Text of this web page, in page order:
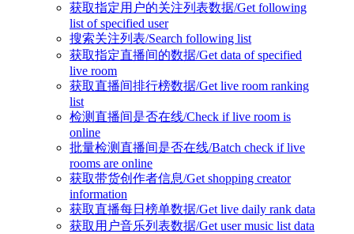
获取指定用户的关注列表数据/Get following
list of specified user
搜索关注列表/Search following list
获取指定直播间的数据/Get data of specified
live room
获取直播间排行榜数据/Get live room ranking
list
检测直播间是否在线/Check if live room is
online
批量检测直播间是否在线/Batch check if live
rooms are online
获取带货创作者信息/Get shopping creator
information
获取直播每日榜单数据/Get live daily rank data
获取用户音乐列表数据/Get user music list data